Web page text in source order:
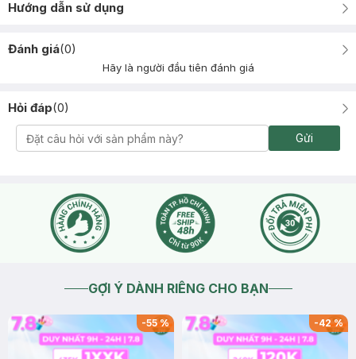
Hướng dẫn sử dụng
Đánh giá(0)
Hãy là người đầu tiên đánh giá
Hỏi đáp(0)
Gửi
GỢI Ý DÀNH RIÊNG CHO BẠN
-55% -42%